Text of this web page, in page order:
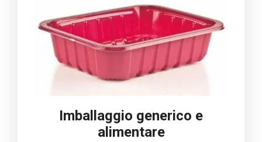
Imballaggio generico e
alimentare